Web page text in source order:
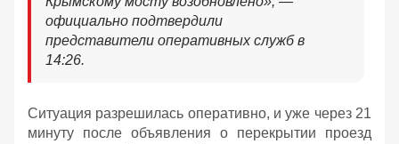
официально подтвердили
представители оперативных служб в
14:26.
Ситуация разрешилась оперативно, и уже через 21
минуту после объявления о перекрытии проезд